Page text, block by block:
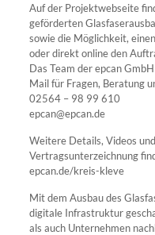
Auf der Projektwebseite
geförderten
sowie die Möglichkeit,
oder direkt online den
Das Team der epcan
Mail für Fragen, Beratung
02564 – 98 99 610
epcan@epcan.de
Weitere Details, Videos
Vertragsunterzeichnung
epcan.de/kreis-kleve
Mit dem Ausbau des
digitale Infrastruktur
als auch Unternehmen